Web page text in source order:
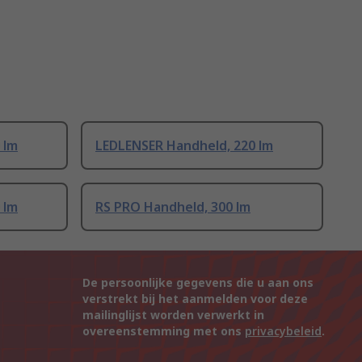
lm LEDLENSER Handheld, 220 lm
lm RS PRO Handheld, 300 lm
De persoonlijke gegevens die u aan ons
verstrekt bij het aanmelden voor deze
mailinglijst worden verwerkt in
overeenstemming met ons privacybeleid.